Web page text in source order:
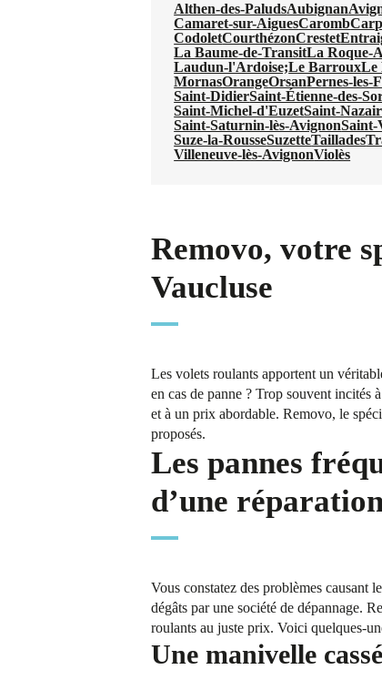
Althen-des-PaludsAubignan
Camaret-sur-AiguesCaromb
CodoletCourthézonCrestet
La Baume-de-TransitLa Roque-
Laudun-l'Ardoise;Le BarrouxLe
MornasOrangeOrsanPernes-les-
Saint-DidierSaint-Étienne-des-
Saint-Michel-d'EuzetSaint-
Saint-Saturnin-lès-AvignonSaint-
Suze-la-RousseSuzetteTaillades
Villeneuve-lès-AvignonViolès
Removo, votre
Vaucluse
Les volets roulants apportent un
en cas de panne ? Trop souvent incités
et à un prix abordable. Removo, le
proposés.
Les pannes
d’une
Vous constatez des problèmes causant
dégâts par une société de dépannage.
roulants au juste prix. Voici quelques-
Une manivelle